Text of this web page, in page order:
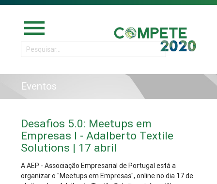
menu
Eventos
Desafios 5.0: Meetups em
Empresas I - Adalberto Textile
Solutions | 17 abril
A AEP - Associação Empresarial de Portugal está a
organizar o "Meetups em Empresas", online no dia 17 de